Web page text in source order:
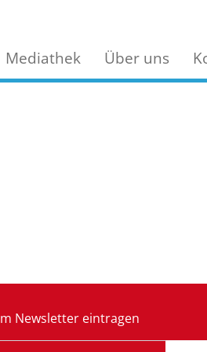
Mediathek Über uns
Newsletter eintragen